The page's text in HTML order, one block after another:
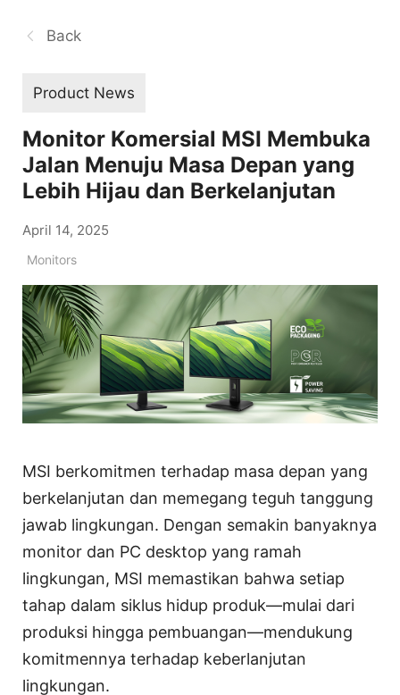
Back
Product News
Monitor Komersial MSI Membuka
Jalan Menuju Masa Depan yang
Lebih Hijau dan Berkelanjutan
April 14, 2025
Monitors
MSI berkomitmen terhadap masa depan yang
berkelanjutan dan memegang teguh tanggung
jawab lingkungan. Dengan semakin banyaknya
monitor dan PC desktop yang ramah
lingkungan, MSI memastikan bahwa setiap
tahap dalam siklus hidup produk—mulai dari
produksi hingga pembuangan—mendukung
komitmennya terhadap keberlanjutan
lingkungan.